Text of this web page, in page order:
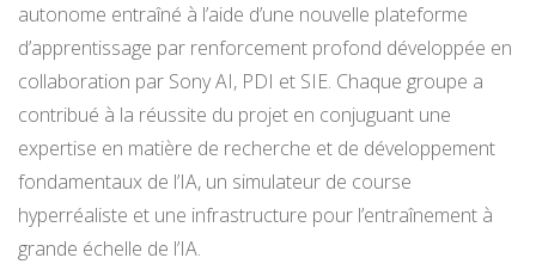
autonome entraîné à l’aide d’une nouvelle plateforme
d’apprentissage par renforcement profond développée en
collaboration par Sony AI, PDI et SIE. Chaque groupe a
contribué à la réussite du projet en conjuguant une
expertise en matière de recherche et de développement
fondamentaux de l’IA, un simulateur de course
hyperréaliste et une infrastructure pour l’entraînement à
grande échelle de l’IA.